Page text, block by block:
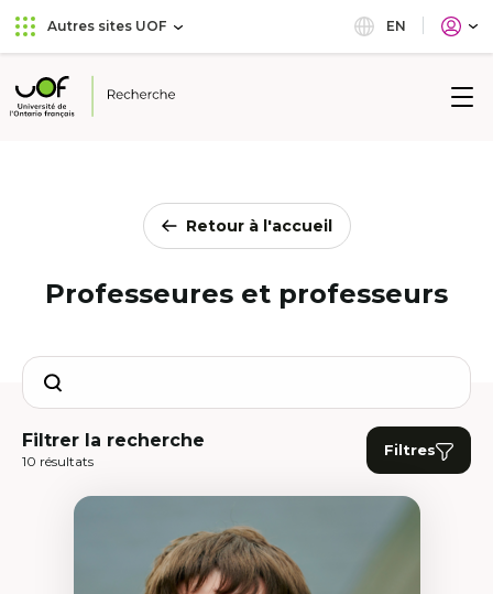
Aller
au
principal
Passer
au
Autres sites UOF EN
Université
Retour à l'accueil
Professeures et professeurs
Search
Filtrer la recherche
10 résultats
Filtres